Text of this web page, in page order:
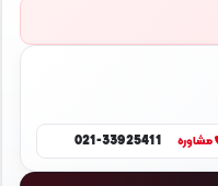
مشاوره 021-33925411